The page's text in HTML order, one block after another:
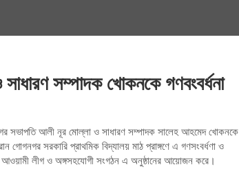
সম্পাদক খোকনকে গণবংবর্ধনা
সভাপতি আলী নূর মোল্লা ও সাধারণ সম্পাদক সালেহ আহমেদ খোকনকে
সরকারি প্রাথমিক বিদ্যালয় মাঠ প্রাঙ্গণে এ গণসংবর্ধণা ও
আওয়ামী লীগ ও অঙ্গসহযোগী সংগঠন এ অনুষ্ঠানের আয়োজন করে।